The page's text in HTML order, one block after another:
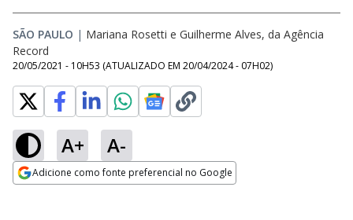
SÃO PAULO | Mariana Rosetti e Guilherme Alves, da Agência
Record
20/05/2021 - 10H53 (ATUALIZADO EM 20/04/2024 - 07H02)
A+ A-
Adicione como fonte preferencial no Google